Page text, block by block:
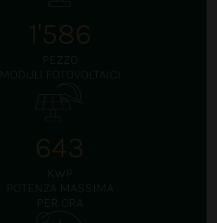
1'586
PEZZO
MODULI FOTOVOLTAICI
643
KWP
POTENZA MASSIMA
PER ORA